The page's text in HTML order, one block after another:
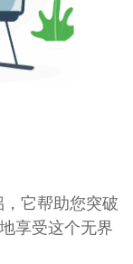
它帮助您突破
享受这个无界